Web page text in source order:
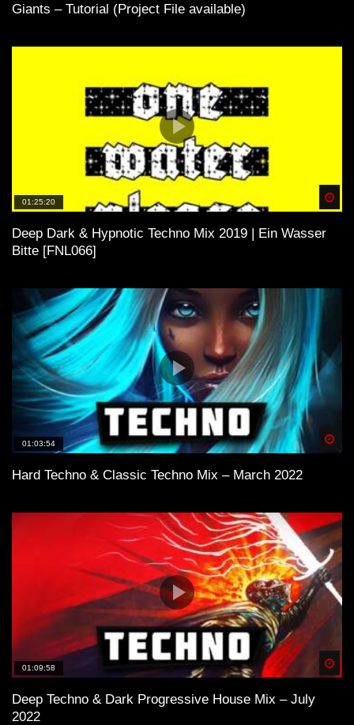
Giants – Tutorial (Project File available)
01:25:20
Deep Dark & Hypnotic Techno Mix 2019 | Ein Wasser
Bitte [FNL066]
01:03:54
Hard Techno & Classic Techno Mix – March 2022
01:09:58
Deep Techno & Dark Progressive House Mix – July
2022